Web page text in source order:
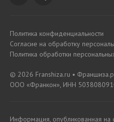
Политика конфиденциальности
Согласие на обработку
Политика обработки
© 2026 Franshiza.ru •
ООО «Франкон», ИНН
Информация, опубликованная на